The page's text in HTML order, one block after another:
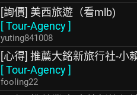
[詢價] 美西旅遊（看mlb)
[Tour-Agency]
yuting841008
[心得] 推薦大銘新旅行社-小
[Tour-Agency]
fooling22